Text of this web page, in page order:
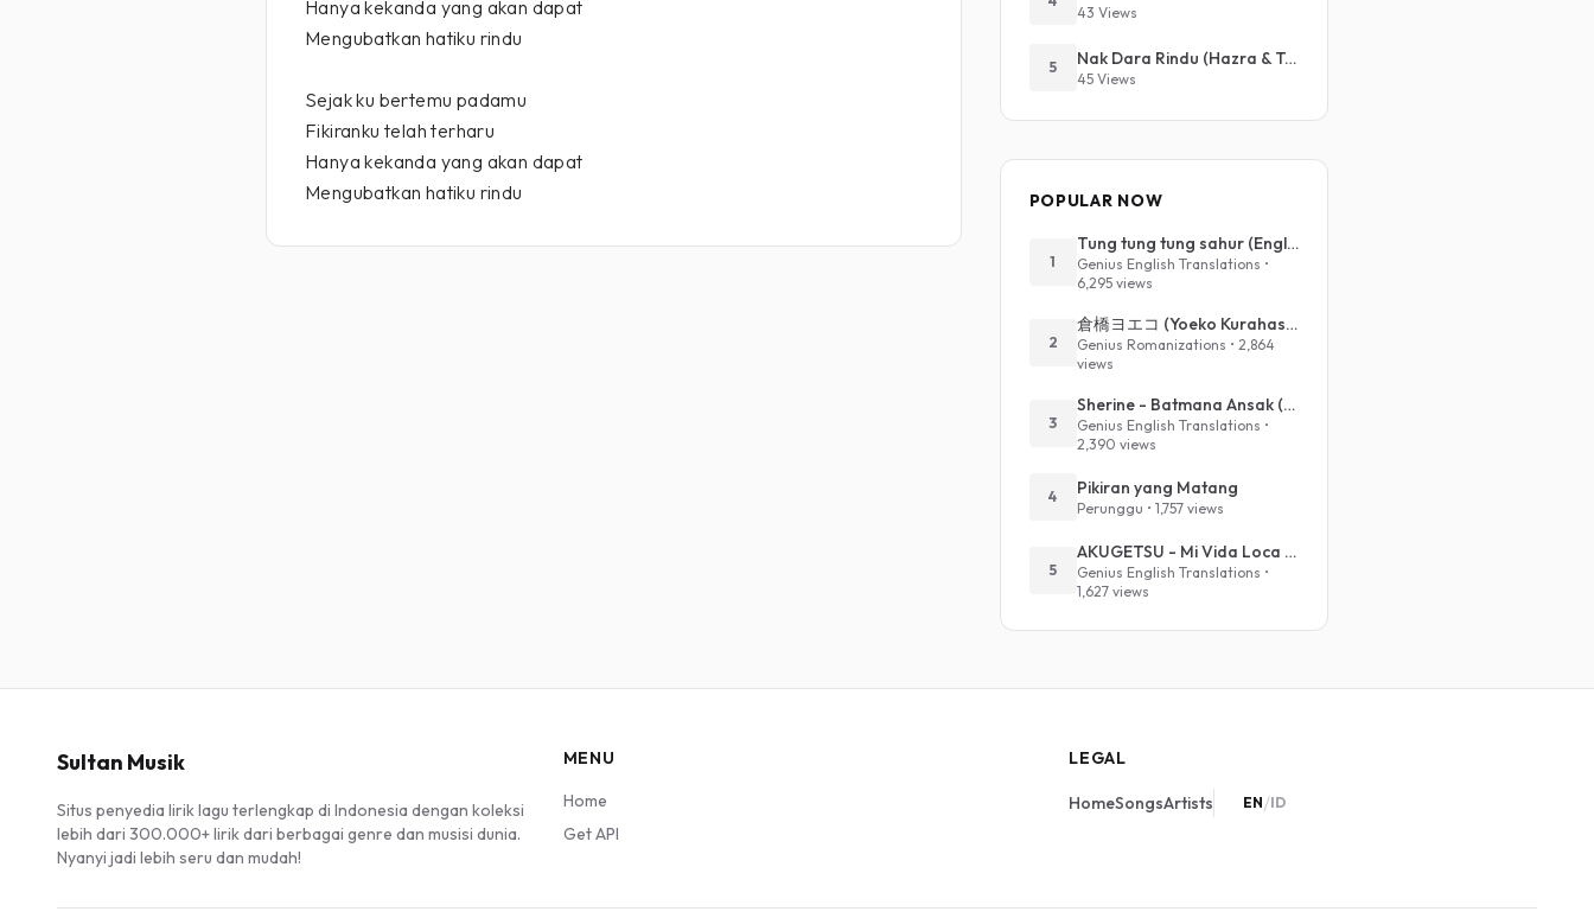
Hanya kekanda yang akan dapat
Mengubatkan hatiku rindu
Sejak ku bertemu padamu
Fikiranku telah terharu
Hanya kekanda yang akan dapat
Mengubatkan hatiku rindu
43 Views
5 Nak Dara Rindu (Hazra & Totoy)
45 Views
POPULAR NOW
1
Tung tung tung sahur (English Translation)
Genius English Translations •
6,295 views
2
倉橋ヨエコ (Yoeko Kurahashi) - 沈める街 (Sinking Town) (Romanized)
Genius Romanizations • 2,864
views
3
Sherine - Batmana Ansak (English Translation)
Genius English Translations •
2,390 views
4 Pikiran yang Matang
Perunggu • 1,757 views
5
AKUGETSU - Mi Vida Loca (VIVINOS - ALNST Sub : Till Part.1)
Genius English Translations •
1,627 views
Sultan Musik
Situs penyedia lirik lagu terlengkap di Indonesia dengan koleksi
lebih dari 300.000+ lirik dari berbagai genre dan musisi dunia.
Nyanyi jadi lebih seru dan mudah!
MENU
Home
Get API
LEGAL
HomeSongsArtists EN/ID